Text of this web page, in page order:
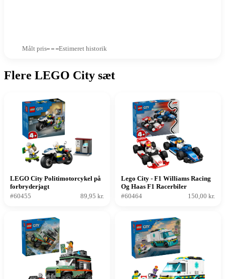
Målt pris Estimeret historik
Flere LEGO City sæt
LEGO City Politimotorcykel på
forbryderjagt
#60455
89,95 kr.
Lego City - F1 Williams Racing
Og Haas F1 Racerbiler
#60464
150,00 kr.